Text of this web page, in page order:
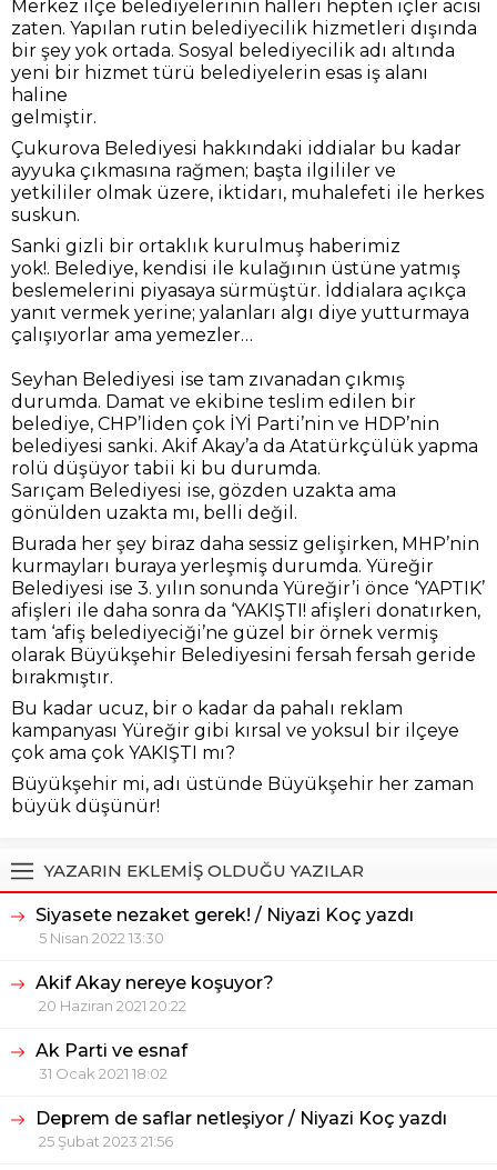
Merkez ilçe belediyelerinin halleri hepten içler acısı
zaten. Yapılan rutin belediyecilik hizmetleri dışında
bir şey yok ortada. Sosyal belediyecilik adı altında
yeni bir hizmet türü belediyelerin esas iş alanı
haline
gelmiştir.
Çukurova Belediyesi hakkındaki iddialar bu kadar
ayyuka çıkmasına rağmen; başta ilgililer ve
yetkililer olmak üzere, iktidarı, muhalefeti ile herkes
suskun.
Sanki gizli bir ortaklık kurulmuş haberimiz
yok!. Belediye, kendisi ile kulağının üstüne yatmış
beslemelerini piyasaya sürmüştür. İddialara açıkça
yanıt vermek yerine; yalanları algı diye yutturmaya
çalışıyorlar ama yemezler…
Seyhan Belediyesi ise tam zıvanadan çıkmış
durumda. Damat ve ekibine teslim edilen bir
belediye, CHP’liden çok İYİ Parti’nin ve HDP’nin
belediyesi sanki. Akif Akay’a da Atatürkçülük yapma
rolü düşüyor tabii ki bu durumda.
Sarıçam Belediyesi ise, gözden uzakta ama
gönülden uzakta mı, belli değil.
Burada her şey biraz daha sessiz gelişirken, MHP’nin
kurmayları buraya yerleşmiş durumda. Yüreğir
Belediyesi ise 3. yılın sonunda Yüreğir’i önce ‘YAPTIK’
afişleri ile daha sonra da ‘YAKIŞTI! afişleri donatırken,
tam ‘afiş belediyeciği’ne güzel bir örnek vermiş
olarak Büyükşehir Belediyesini fersah fersah geride
bırakmıştır.
Bu kadar ucuz, bir o kadar da pahalı reklam
kampanyası Yüreğir gibi kırsal ve yoksul bir ilçeye
çok ama çok YAKIŞTI mı?
Büyükşehir mi, adı üstünde Büyükşehir her zaman
büyük düşünür!
YAZARIN EKLEMİŞ OLDUĞU YAZILAR
Siyasete nezaket gerek! / Niyazi Koç yazdı
5 Nisan 2022 13:30
Akif Akay nereye koşuyor?
20 Haziran 2021 20:22
Ak Parti ve esnaf
31 Ocak 2021 18:02
Deprem de saflar netleşiyor / Niyazi Koç yazdı
25 Şubat 2023 21:56